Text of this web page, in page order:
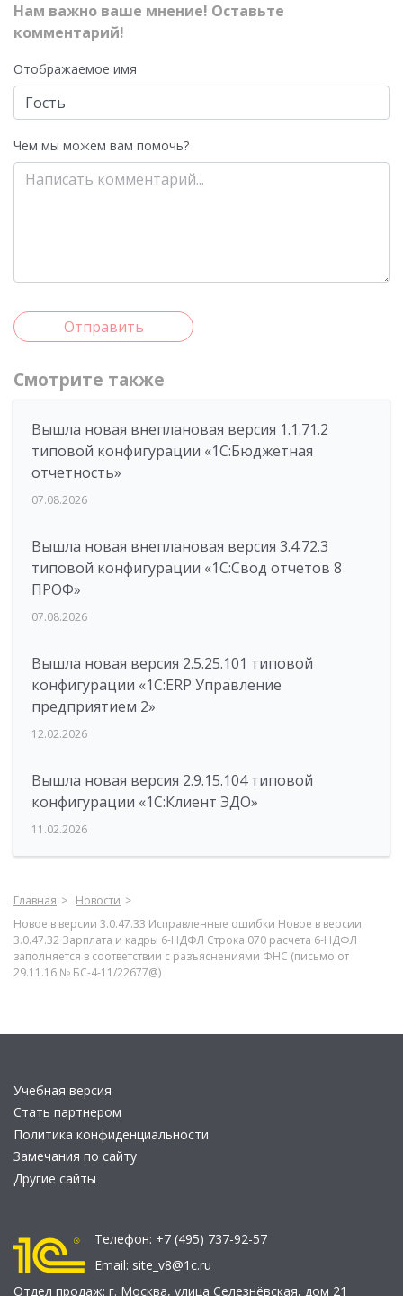
Нам важно ваше мнение! Оставьте
комментарий!
Отображаемое имя
Чем мы можем вам помочь?
Отправить
Смотрите также
Вышла новая внеплановая версия 1.1.71.2
типовой конфигурации «1C:Бюджетная
отчетность»
07.08.2026
Вышла новая внеплановая версия 3.4.72.3
типовой конфигурации «1C:Свод отчетов 8
ПРОФ»
07.08.2026
Вышла новая версия 2.5.25.101 типовой
конфигурации «1С:ERP Управление
предприятием 2»
12.02.2026
Вышла новая версия 2.9.15.104 типовой
конфигурации «1С:Клиент ЭДО»
11.02.2026
Главная
Новости
Новое в версии 3.0.47.33 Исправленные ошибки Новое в версии
3.0.47.32 Зарплата и кадры 6-НДФЛ Строка 070 расчета 6-НДФЛ
заполняется в соответствии с разъяснениями ФНС (письмо от
29.11.16 № БС-4-11/22677@)
Учебная версия
Стать партнером
Политика конфиденциальности
Замечания по сайту
Другие сайты
Телефон: +7 (495) 737-92-57
Email: site_v8@1c.ru
Отдел продаж: г. Москва, улица Селезнёвская, дом 21